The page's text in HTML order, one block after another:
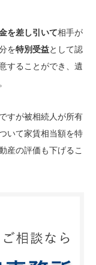
を差し引いて相手が
を特別受益として認
することができ、 遺
すが被相続人が所有
いて家賃相当額を特
産の評価も下げるこ